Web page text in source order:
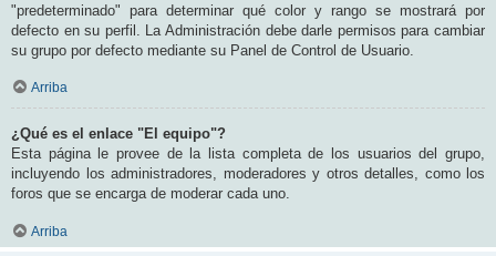
"predeterminado" para determinar qué color y rango se mostrará por
defecto en su perfil. La Administración debe darle permisos para cambiar
su grupo por defecto mediante su Panel de Control de Usuario.
Arriba
¿Qué es el enlace "El equipo"?
Esta página le provee de la lista completa de los usuarios del grupo,
incluyendo los administradores, moderadores y otros detalles, como los
foros que se encarga de moderar cada uno.
Arriba